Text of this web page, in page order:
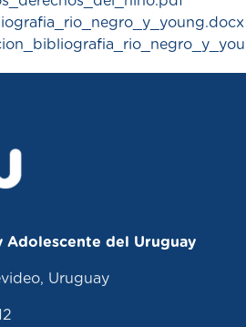
del Uruguay
Uruguay